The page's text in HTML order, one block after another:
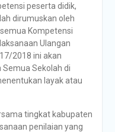
peserta didik,
dirumuskan oleh
Kompetensi
Ulangan
2018 ini akan
Sekolah di
layak atau
tingkat kabupaten
penilaian yang